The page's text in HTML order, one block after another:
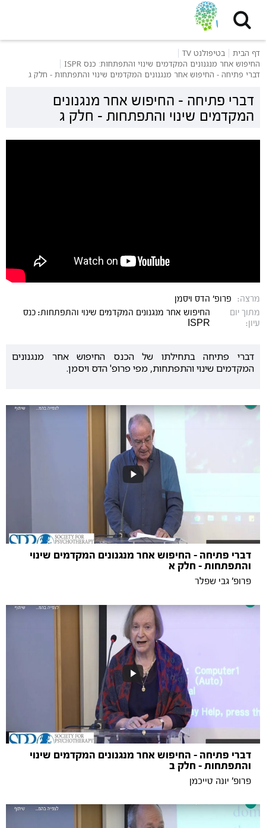
דף הבית
בטיפולנט TV
החיפוש אחר מנגנונים המקדמים שינוי והתפתחות: כנס ISPR
דברי פתיחה - החיפוש אחר מנגנונים המקדמים שינוי והתפתחות - חלק ג
דברי פתיחה - החיפוש אחר מנגנונים
המקדמים שינוי והתפתחות - חלק ג
מרצה:
פרופ' הדס ויסמן
מתוך יום
עיון:
החיפוש אחר מנגנונים המקדמים שינוי והתפתחות: כנס
ISPR
דברי פתיחה בתחילתו של הכנס החיפוש אחר מנגנונים
המקדמים שינוי והתפתחות, מפי פרופ' הדס ויסמן.
דברי פתיחה - החיפוש אחר מנגנונים המקדמים שינוי
והתפתחות - חלק א
פרופ' גבי שפלר
דברי פתיחה - החיפוש אחר מנגנונים המקדמים שינוי
והתפתחות - חלק ב
פרופ' יונה טייכמן